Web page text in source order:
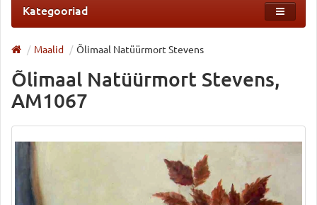
Kategooriad
Maalid Õlimaal Natüürmort Stevens
Õlimaal Natüürmort Stevens,
AM1067